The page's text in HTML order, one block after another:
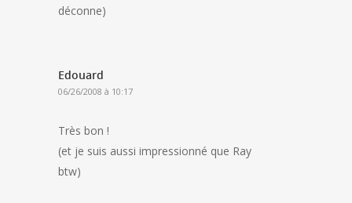
déconne)
Edouard
06/26/2008 à 10:17
Très bon !
(et je suis aussi impressionné que Ray
btw)